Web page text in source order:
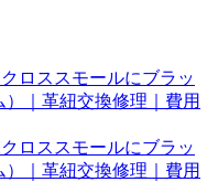
ロススモールにブラッ
｜革紐交換修理｜費用
ロススモールにブラッ
｜革紐交換修理｜費用